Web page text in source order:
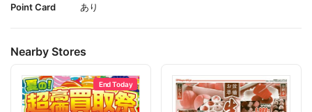
Point Card あり
Nearby Stores
End Today